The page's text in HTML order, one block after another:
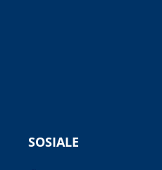
SOSIALE